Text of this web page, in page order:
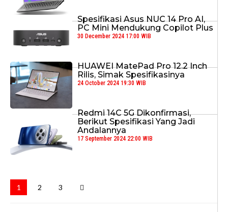
Spesifikasi Asus NUC 14 Pro AI,
PC Mini Mendukung Copilot Plus
30 December 2024 17:00 WIB
HUAWEI MatePad Pro 12.2 Inch
Rilis, Simak Spesifikasinya
24 October 2024 19:30 WIB
Redmi 14C 5G Dikonfirmasi,
Berikut Spesifikasi Yang Jadi
Andalannya
17 September 2024 22:00 WIB
1 2 3